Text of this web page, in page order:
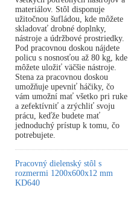
materiálov. Stôl disponuje
užitočnou šufládou, kde môžete
skladovať drobné doplnky,
nástroje a údržbové prostriedky.
Pod pracovnou doskou nájdete
policu s nosnosťou až 80 kg, kde
môžete uložiť väčšie nástroje.
Stena za pracovnou doskou
umožňuje upevniť háčiky, čo
vám umožní mať všetko pri ruke
a zefektívniť a zrýchliť svoju
prácu, keďže budete mať
jednoduchý prístup k tomu, čo
potrebujete.
Pracovný dielenský stôl s
rozmermi 1200x600x12 mm
KD640